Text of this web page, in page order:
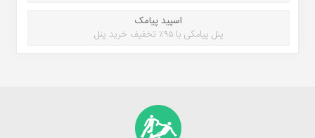
اسپید پیامک
پنل پیامکی با ۹۵٪ تخفیف خرید پنل